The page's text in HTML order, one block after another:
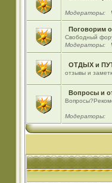
Модераторы:
Поговорим
Свободный
Модераторы:
ОТДЫХ и
отзывы и
Вопросы и
Модераторы: